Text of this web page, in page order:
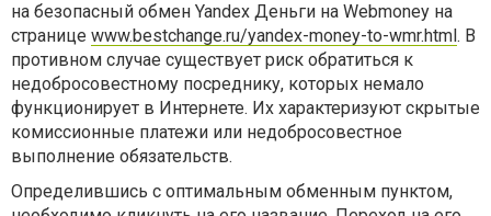
на безопасный обмен Yandex Деньги на Webmoney на
странице www.bestchange.ru/yandex-money-to-wmr.html. В
противном случае существует риск обратиться к
недобросовестному посреднику, которых немало
функционирует в Интернете. Их характеризуют скрытые
комиссионные платежи или недобросовестное
выполнение обязательств.
Определившись с оптимальным обменным пунктом,